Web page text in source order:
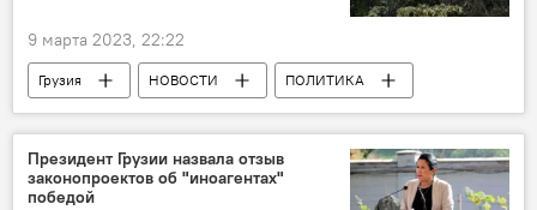
9 марта 2023, 22:22
Грузия НОВОСТИ
ПОЛИТИКА
Гулбаат Рцхиладзе
Институт Евразии
Акция против закона об иноагентах
Пресс-центр Sputnik Грузия
Президент Грузии назвала отзыв
законопроектов об "иноагентах"
победой